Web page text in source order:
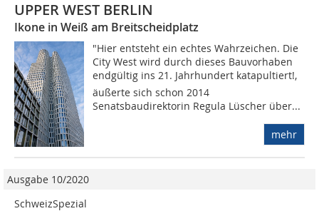
UPPER WEST BERLIN
Ikone in Weiß am Breitscheidplatz
"Hier entsteht ein echtes Wahrzeichen. Die
City West wird durch dieses Bauvorhaben
endgültig ins 21. Jahrhundert katapultiert!,
äußerte sich schon 2014
Senatsbaudirektorin Regula Lüscher über...
mehr
Ausgabe 10/2020
SchweizSpezial